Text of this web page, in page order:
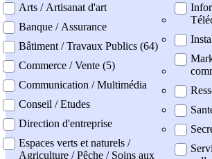
Arts / Artisanat d'art
Banque / Assurance
Bâtiment / Travaux Publics (64)
Commerce / Vente (5)
Communication / Multimédia
Conseil / Etudes
Direction d'entreprise
Espaces verts et naturels /
Agriculture / Pêche / Soins aux